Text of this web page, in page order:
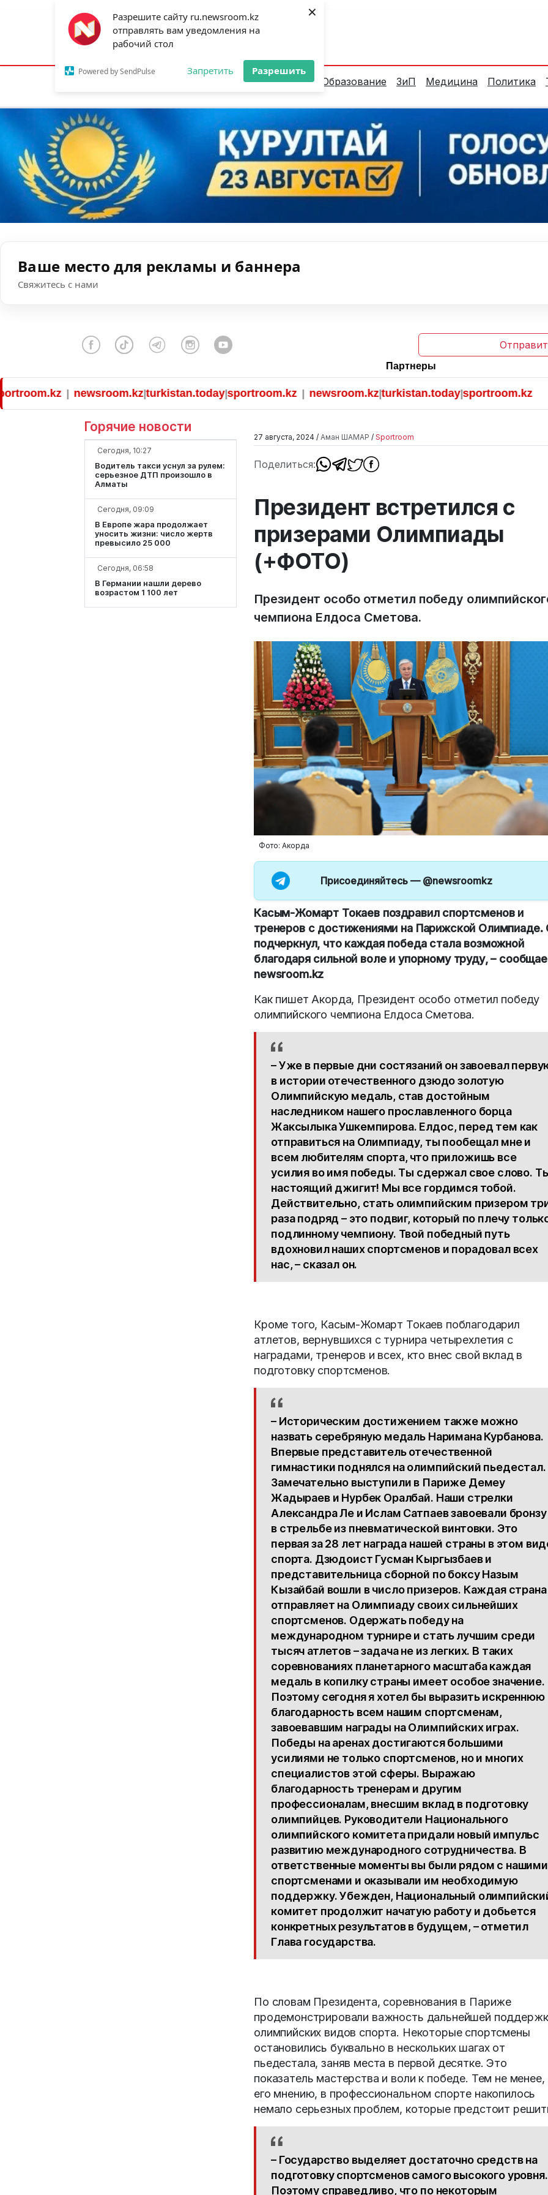
Разрешите сайту ru.newsroom.kz
отправлять вам уведомления на
рабочий стол
Powered by SendPulse Запретить Разрешить
×
Астана:25°C Алматы:31°C Шымкент:
Новости Аналитика Образование ЗиП Медицина Политика
Ваше место для рекламы и баннера
Свяжитесь с нами
Партнеры
|newsroom.kz|turkistan.today|sportroom.kz|newsroom.kz|turkistan.today|sportroom.kz
Горячие новости
Сегодня, 10:27
Водитель такси уснул за рулем:
серьезное ДТП произошло в
Алматы
Сегодня, 09:09
В Европе жара продолжает
уносить жизни: число жертв
превысило 25 000
Сегодня, 06:58
В Германии нашли дерево
возрастом 1 100 лет
27 августа, 2024 / Аман ШАМАР / Sportroom
Поделиться:
Президент встретился с
призерами Олимпиады
(+ФОТО)
Президент особо отметил победу
чемпиона Елдоса Сметова.
Фото: Акорда
Присоединяйтесь — @newsroomkz
Касым-Жомарт Токаев поздравил спортсменов и
тренеров с достижениями на Парижской Олимпиаде.
подчеркнул, что каждая победа стала возможной
благодаря сильной воле и упорному труду, –
newsroom.kz
Как пишет Акорда, Президент особо отметил победу
олимпийского чемпиона Елдоса Сметова.
– Уже в первые дни состязаний он завоевал
в истории отечественного дзюдо золотую
Олимпийскую медаль, став достойным
наследником нашего прославленного борца
Жаксылыка Ушкемпирова. Елдос, перед тем как
отправиться на Олимпиаду, ты пообещал мне и
всем любителям спорта, что приложишь все
усилия во имя победы. Ты сдержал свое слово.
настоящий джигит! Мы все гордимся тобой.
Действительно, стать олимпийским призером
раза подряд – это подвиг, который по плечу
подлинному чемпиону. Твой победный путь
вдохновил наших спортсменов и порадовал всех
нас, – сказал он.
Кроме того, Касым-Жомарт Токаев поблагодарил
атлетов, вернувшихся с турнира четырехлетия с
наградами, тренеров и всех, кто внес свой вклад в
подготовку спортсменов.
– Историческим достижением также можно
назвать серебряную медаль Наримана Курбанова.
Впервые представитель отечественной
гимнастики поднялся на олимпийский пьедестал.
Замечательно выступили в Париже Демеу
Жадыраев и Нурбек Оралбай. Наши стрелки
Александра Ле и Ислам Сатпаев завоевали бронзу
в стрельбе из пневматической винтовки. Это
первая за 28 лет награда нашей страны в этом
спорта. Дзюдоист Гусман Кыргызбаев и
представительница сборной по боксу Назым
Кызайбай вошли в число призеров. Каждая страна
отправляет на Олимпиаду своих сильнейших
спортсменов. Одержать победу на
международном турнире и стать лучшим среди
тысяч атлетов – задача не из легких. В таких
соревнованиях планетарного масштаба каждая
медаль в копилку страны имеет особое значение.
Поэтому сегодня я хотел бы выразить искреннюю
благодарность всем нашим спортсменам,
завоевавшим награды на Олимпийских играх.
Победы на аренах достигаются большими
усилиями не только спортсменов, но и многих
специалистов этой сферы. Выражаю
благодарность тренерам и другим
профессионалам, внесшим вклад в подготовку
олимпийцев. Руководители Национального
олимпийского комитета придали новый импульс
развитию международного сотрудничества. В
ответственные моменты вы были рядом с нашими
спортсменами и оказывали им необходимую
поддержку. Убежден, Национальный
комитет продолжит начатую работу и добьется
конкретных результатов в будущем, – отметил
Глава государства.
По словам Президента, соревнования в Париже
продемонстрировали важность дальнейшей
олимпийских видов спорта. Некоторые спортсмены
остановились буквально в нескольких шагах от
пьедестала, заняв места в первой десятке. Это
показатель мастерства и воли к победе. Тем не менее,
его мнению, в профессиональном спорте накопилось
немало серьезных проблем, которые предстоит
– Государство выделяет достаточно средств на
подготовку спортсменов самого высокого уровня.
Поэтому справедливо, что по некоторым